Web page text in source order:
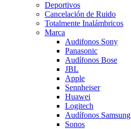
Deportivos
Cancelación de Ruido
Totalmente Inalámbricos
Marca
Audifonos Sony
Panasonic
Audífonos Bose
JBL
Apple
Sennheiser
Huawei
Logitech
Audífonos Samsung
Sonos